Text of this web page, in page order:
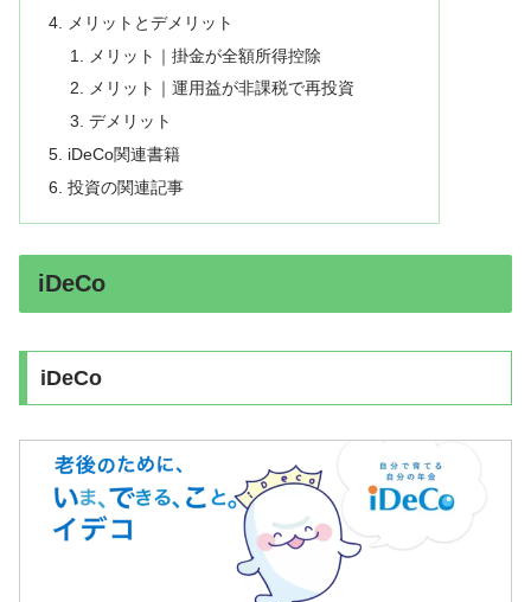
メリットとデメリット
メリット｜掛金が全額所得控除
メリット｜運用益が非課税で再投資
デメリット
iDeCo関連書籍
投資の関連記事
iDeCo
iDeCo